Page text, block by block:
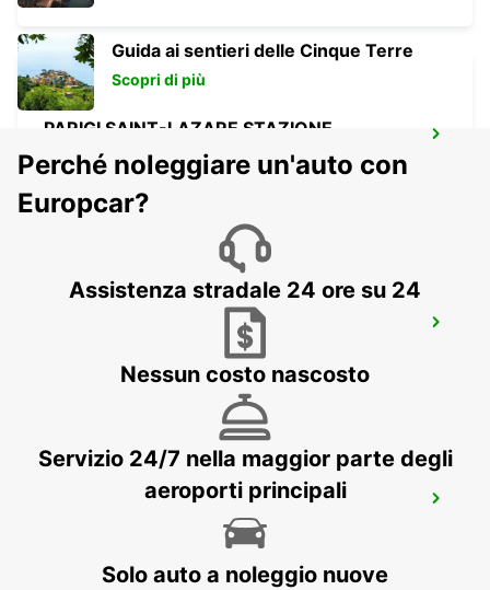
PARIGI SAINT-LAZARE STAZIONE
FERROVIARIA
PARIS - FRANCE
PARIGI GARE DE LYON STAZIONE
PARIS - FRANCE
MAISONS-ALFORT
MAISONS ALFORT - FRANCE
Guida ai sentieri delle Cinque Terre
Scopri di più
Perché noleggiare un'auto con
Europcar?
Assistenza stradale 24 ore su 24
Nessun costo nascosto
Servizio 24/7 nella maggior parte degli
aeroporti principali
Solo auto a noleggio nuove